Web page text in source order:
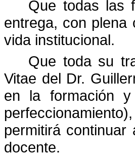
Que todas las
entrega, con plena
vida institucional.
Que toda su
Vitae del Dr.
en la formación
perfeccionamiento),
permitirá continuar
docente.